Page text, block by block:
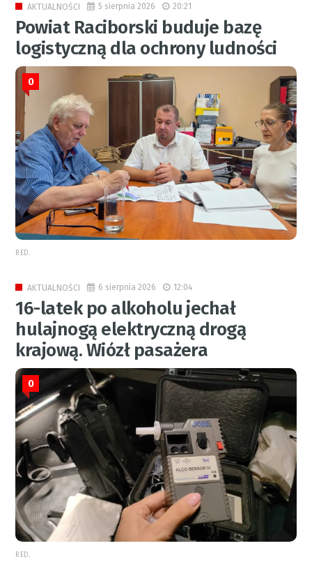
AKTUALNOŚCI 5 sierpnia 2026 20:21
Powiat Raciborski buduje bazę
logistyczną dla ochrony ludności
0
RED.
AKTUALNOŚCI 6 sierpnia 2026 12:04
16-latek po alkoholu jechał
hulajnogą elektryczną drogą
krajową. Wiózł pasażera
0
RED.